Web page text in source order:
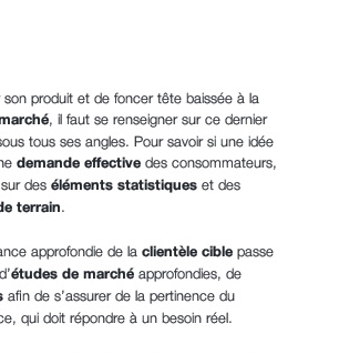
son produit et de foncer tête baissée à la
, il faut se renseigner sur ce dernier
tous ses angles. Pour savoir si une idée
demande effective des consommateurs,
des éléments statistiques et des
terrain.
approfondie de la clientèle cible passe
études de marché approfondies, de
afin de s’assurer de la pertinence du
qui doit répondre à un besoin réel.